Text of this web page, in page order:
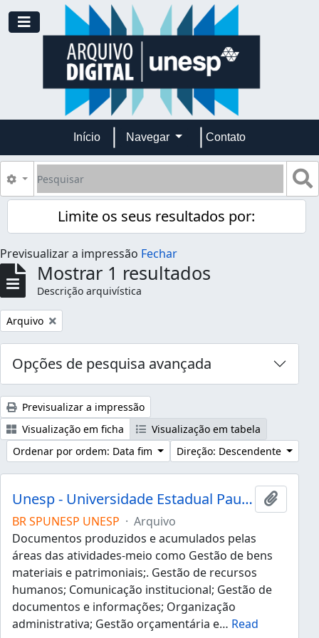
Skip to main content
Toggle navigation
Início Navegar Contato
Pesquisar
Opções de busca
Limite os seus resultados por:
Previsualizar a impressão Fechar
Mostrar 1 resultados
Descrição arquivística
Remover filtro:
Arquivo
Opções de pesquisa avançada
Previsualizar a impressão
Visualização em ficha
Visualização em tabela
Ordenar por ordem: Data fim
Direção: Descendente
Unesp - Universidade Estadual Paulista "Júlio de Mesquita Filho"
BR SPUNESP UNESP · Arquivo
Documentos produzidos e acumulados pelas
áreas das atividades-meio como Gestão de bens
materiais e patrimoniais;. Gestão de recursos
humanos; Comunicação institucional; Gestão de
documentos e informações; Organização
administrativa; Gestão orçamentária e… Read